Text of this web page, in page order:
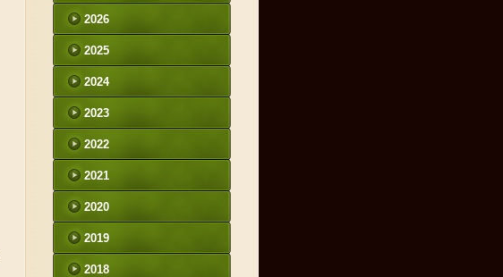
2026
2025
2024
2023
2022
2021
2020
2019
2018